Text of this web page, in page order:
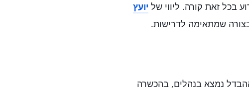
בכל זאת קורה. ליווי של יועץ
שמתאימה לדרישות.
נמצא בנהלים, בהכשרה